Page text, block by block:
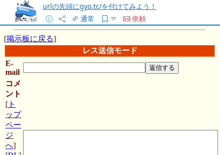
urlの先頭にgyo.tc/を付けてみよう！
通常
依頼